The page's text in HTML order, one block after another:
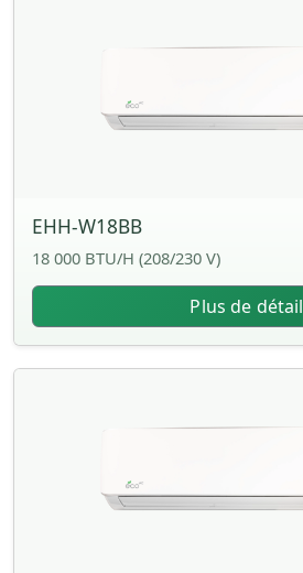
EHH-W18BB
18 000 BTU/H (208/230 V)
Plus de détail